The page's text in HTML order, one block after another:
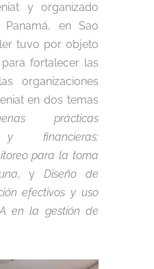
y organizado
en Sao
tuvo por objeto
fortalecer las
organizaciones
en dos temas
prácticas
y financieras:
para la toma
, yDiseño de
efectivos y uso
en la gestión de